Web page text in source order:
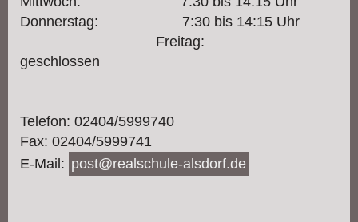
Donnerstag: 7:30 bis 14:15 Uhr
Freitag:
geschlossen
Telefon: 02404/5999740
Fax: 02404/5999741
E-Mail: post@realschule-alsdorf.de